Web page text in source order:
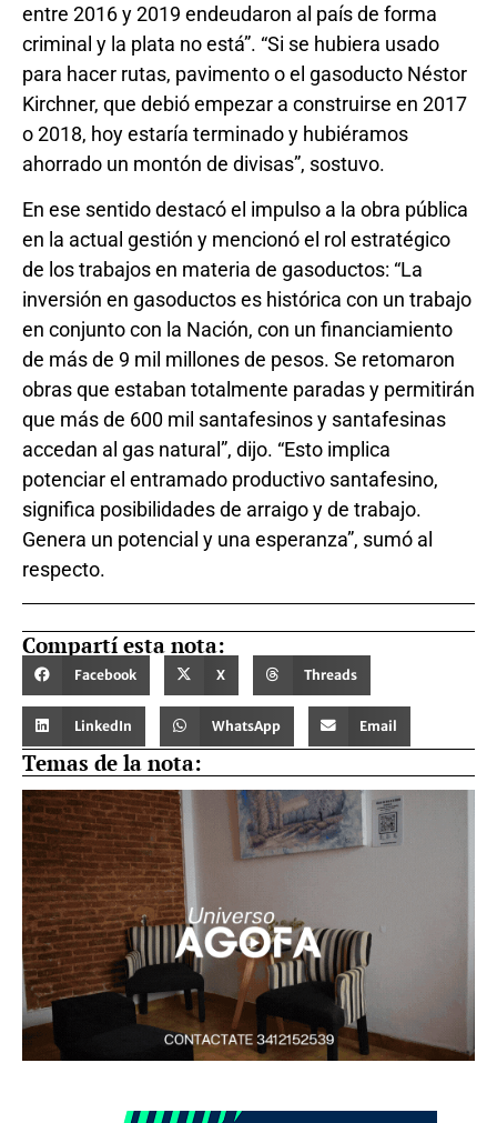
entre 2016 y 2019 endeudaron al país de forma
criminal y la plata no está”. “Si se hubiera usado
para hacer rutas, pavimento o el gasoducto Néstor
Kirchner, que debió empezar a construirse en 2017
o 2018, hoy estaría terminado y hubiéramos
ahorrado un montón de divisas”, sostuvo.
En ese sentido destacó el impulso a la obra pública
en la actual gestión y mencionó el rol estratégico
de los trabajos en materia de gasoductos: “La
inversión en gasoductos es histórica con un trabajo
en conjunto con la Nación, con un financiamiento
de más de 9 mil millones de pesos. Se retomaron
obras que estaban totalmente paradas y permitirán
que más de 600 mil santafesinos y santafesinas
accedan al gas natural”, dijo. “Esto implica
potenciar el entramado productivo santafesino,
significa posibilidades de arraigo y de trabajo.
Genera un potencial y una esperanza”, sumó al
respecto.
Compartí esta nota:
Facebook X Threads
LinkedIn WhatsApp Email
Temas de la nota: